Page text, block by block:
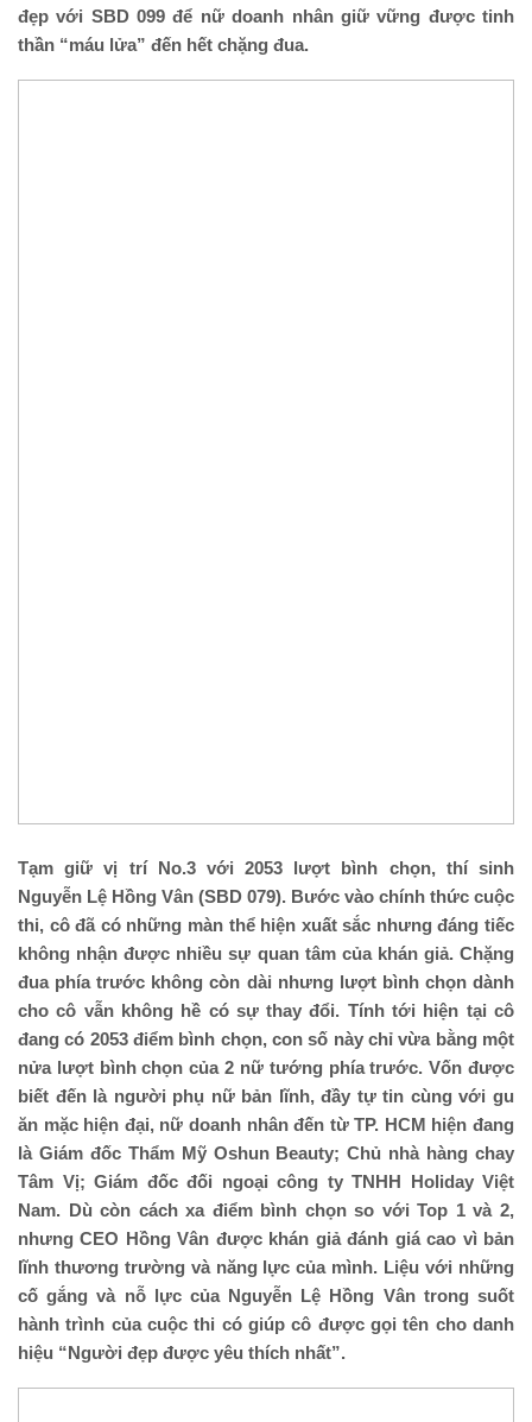
đẹp với SBD 099 để nữ doanh nhân giữ vững được tinh
thần “máu lửa” đến hết chặng đua.
Tạm giữ vị trí No.3 với 2053 lượt bình chọn, thí sinh
Nguyễn Lệ Hồng Vân (SBD 079). Bước vào chính thức cuộc
thi, cô đã có những màn thể hiện xuất sắc nhưng đáng tiếc
không nhận được nhiều sự quan tâm của khán giả. Chặng
đua phía trước không còn dài nhưng lượt bình chọn dành
cho cô vẫn không hề có sự thay đổi. Tính tới hiện tại cô
đang có 2053 điểm bình chọn, con số này chỉ vừa bằng một
nửa lượt bình chọn của 2 nữ tướng phía trước. Vốn được
biết đến là người phụ nữ bản lĩnh, đầy tự tin cùng với gu
ăn mặc hiện đại, nữ doanh nhân đến từ TP. HCM hiện đang
là Giám đốc Thẩm Mỹ Oshun Beauty; Chủ nhà hàng chay
Tâm Vị; Giám đốc đối ngoại công ty TNHH Holiday Việt
Nam. Dù còn cách xa điểm bình chọn so với Top 1 và 2,
nhưng CEO Hồng Vân được khán giả đánh giá cao vì bản
lĩnh thương trường và năng lực của mình. Liệu với những
cố gắng và nỗ lực của Nguyễn Lệ Hồng Vân trong suốt
hành trình của cuộc thi có giúp cô được gọi tên cho danh
hiệu “Người đẹp được yêu thích nhất”.